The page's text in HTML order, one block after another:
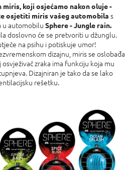
miris, koji osjećamo nakon oluje -
osjetiti miris vašeg automobila s
u automobilu Sphere - Jungle rain.
doslovno će se pretvoriti u džunglu.
na psihu i potiskuje umor!
dizajnu, miris se oslobađa
zraka ima funkciju koja mu
Dizajniran je tako da se lako
rešetku.